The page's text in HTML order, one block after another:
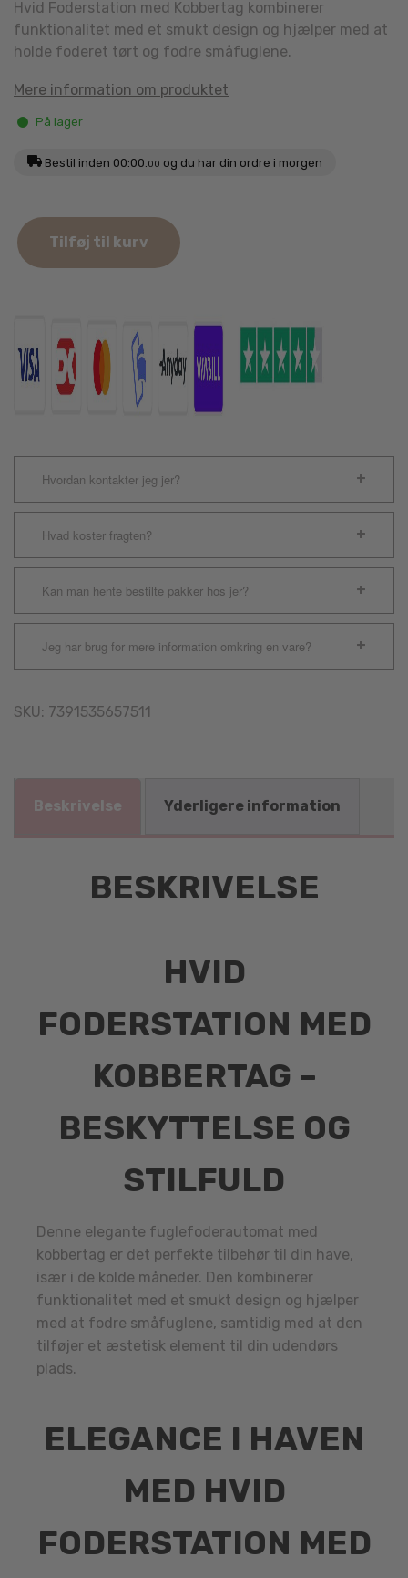
Hvid Foderstation med Kobbertag kombinerer
funktionalitet med et smukt design og hjælper med at
holde foderet tørt og fodre småfuglene.
Mere information om produktet
På lager
Bestil inden 00:00. 00 og du har din ordre i morgen
Hvid
Foderstation
med
Tilføj til kurv
Hvordan kontakter jeg jer?
Hvad koster fragten?
Kan man hente bestilte pakker hos jer?
Jeg har brug for mere information omkring en vare?
SKU: 7391535657511
Beskrivelse Yderligere information
BESKRIVELSE
HVID
FODERSTATION MED
KOBBERTAG –
BESKYTTELSE OG
STILFULD
Denne elegante fuglefoderautomat med
kobbertag er det perfekte tilbehør til din have,
især i de kolde måneder. Den kombinerer
funktionalitet med et smukt design og hjælper
med at fodre småfuglene, samtidig med at den
tilføjer et æstetisk element til din udendørs
plads.
ELEGANCE I HAVEN
MED HVID
FODERSTATION MED